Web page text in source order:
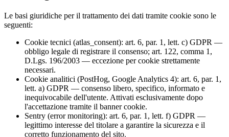
Le basi giuridiche per il trattamento dei dati tramite cookie sono le
seguenti:
Cookie tecnici (atlas_consent): art. 6, par. 1, lett. c) GDPR —
obbligo legale di registrare il consenso; art. 122, comma 1,
D.Lgs. 196/2003 — eccezione per cookie strettamente
necessari.
Cookie analitici (PostHog, Google Analytics 4): art. 6, par. 1,
lett. a) GDPR — consenso libero, specifico, informato e
inequivocabile dell'utente. Attivati esclusivamente dopo
l'accettazione tramite il banner cookie.
Sentry (error monitoring): art. 6, par. 1, lett. f) GDPR —
legittimo interesse del titolare a garantire la sicurezza e il
corretto funzionamento del sito.